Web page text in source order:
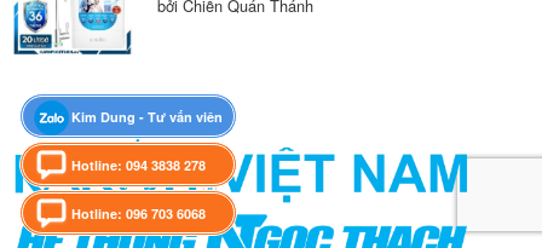
hạng 55
bởi Chiến Quán Thánh
Kim Dung - Tư vấn viên
Hotline: 094 3838 278
Hotline: 096 703 6068